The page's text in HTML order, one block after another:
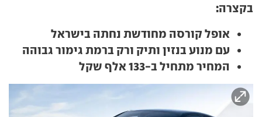
בקצרה:
אופל קורסה מחודשת נחתה בישראל
עם מנוע בנזין ותיק ורק ברמת גימור גבוהה
המחיר מתחיל ב-133 אלף שקל